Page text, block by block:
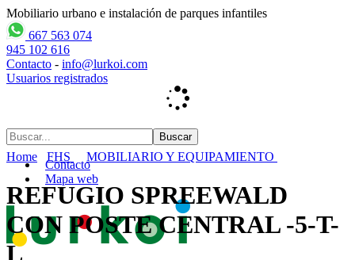
Mobiliario urbano e instalación de parques infantiles
667 563 074
945 102 616
Contacto - info@lurkoi.com
Usuarios registrados
Contacto
Mapa web
Home FHS MOBILIARIO Y EQUIPAMIENTO
REFUGIO SPREEWALD
CON POSTE CENTRAL -5-T-
L